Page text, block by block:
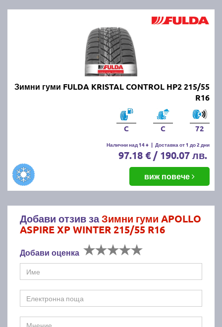
Зимни гуми FULDA KRISTAL CONTROL HP2 215/55
R16
C C 72
Налични над 14 + | Доставка от 1 до 2 дни
97.18 € / 190.07 лв.
виж повече
Добави отзив заЗимни гуми APOLLO
ASPIRE XP WINTER 215/55 R16
Добави оценка